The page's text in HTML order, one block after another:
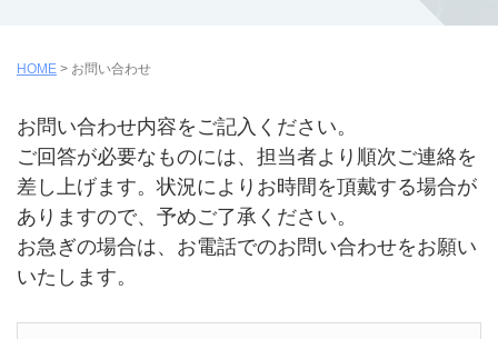
HOME > お問い合わせ
お問い合わせ内容をご記入ください。
ご回答が必要なものには、担当者より順次ご連絡を
差し上げます。状況によりお時間を頂戴する場合が
ありますので、予めご了承ください。
お急ぎの場合は、お電話でのお問い合わせをお願い
いたします。